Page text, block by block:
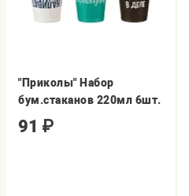
"Приколы" Набор
бум.стаканов 220мл 6шт.
91 ₽